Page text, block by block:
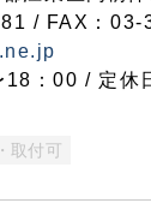
/ FAX：03-
：00 / 定休
取付可